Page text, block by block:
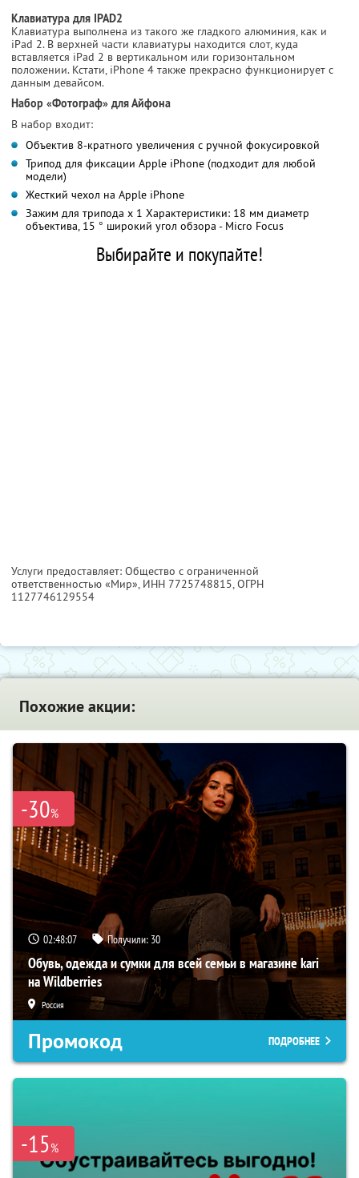
Клавиатура для IPAD2
Клавиатура выполнена из такого же гладкого алюминия, как и
iPad 2. В верхней части клавиатуры находится слот, куда
вставляется iPad 2 в вертикальном или горизонтальном
положении. Кстати, iPhone 4 также прекрасно функционирует с
данным девайсом.
Набор «Фотограф» для Айфона
В набор входит:
Объектив 8-кратного увеличения с ручной фокусировкой
Трипод для фиксации Apple iPhone (подходит для любой
модели)
Жесткий чехол на Apple iPhone
Зажим для трипода x 1 Характеристики: 18 мм диаметр
объектива, 15 ° широкий угол обзора - Micro Focus
Выбирайте и покупайте!
Услуги предоставляет: Общество с ограниченной
ответственностью «Мир», ИНН 7725748815, ОГРН
1127746129554
Похожие акции:
-30%
02:48:06 Получили: 30
Обувь, одежда и сумки для всей семьи в магазине kari
на Wildberries
Россия
Промокод ПОДРОБНЕЕ
-15%